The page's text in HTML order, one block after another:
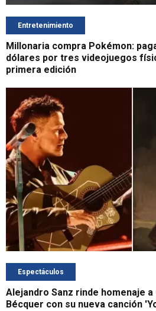
Entretenimiento
Millonaria compra Pokémon:
dólares por tres videojuegos
primera edición
Espectáculos
Alejandro Sanz rinde homenaje
Bécquer con su nueva canción